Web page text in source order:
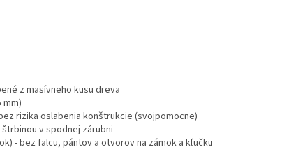
z masívneho kusu dreva
rizika oslabenia konštrukcie (svojpomocne)
v spodnej zárubni
- bez falcu, pántov a otvorov na zámok a kľučku